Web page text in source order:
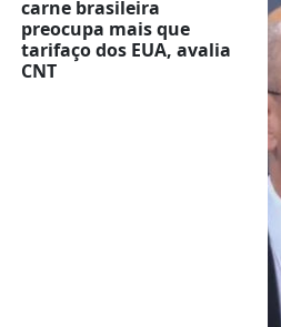
carne brasileira
preocupa mais que
tarifaço dos EUA, avalia
CNT